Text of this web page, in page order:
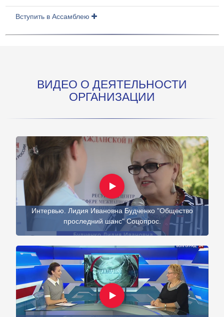
Вступить в Ассамблею
ВИДЕО О ДЕЯТЕЛЬНОСТИ
ОРГАНИЗАЦИИ
Интервью. Лидия Ивановна Будченко "Общество
проследний шанс" Соцопрос.